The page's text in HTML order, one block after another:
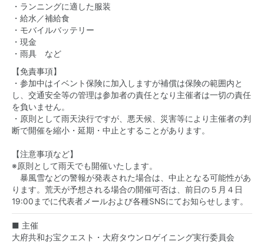
・ランニングに適した服装
・給水／補給食
・モバイルバッテリー
・現金
・雨具 など
【免責事項】
・参加中はイベント保険に加入しますが補償は保険の範囲内と
し、交通安全等の管理は参加者の責任となり主催者は一切の責任
を負いません。
・原則として雨天決行ですが、悪天候、災害等により主催者の判
断で開催を縮小・延期・中止とすることがあります。
【注意事項など】
※原則として雨天でも開催いたします。
暴風雪などの警報が発表された場合は、中止となる可能性があ
ります。荒天が予想される場合の開催可否は、前日の５月４日
19:00までに代表者メールおよび各種SNSにてお知らせします。
■ 主催
大府共和お宝クエスト・大府タウンロゲイニング実行委員会